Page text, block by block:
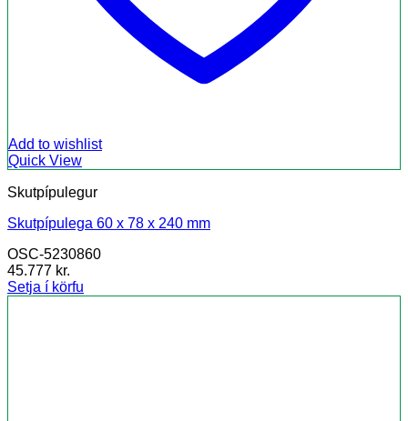
Add to wishlist
Quick View
Skutpípulegur
Skutpípulega 60 x 78 x 240 mm
OSC-5230860
45.777 kr.
Setja í körfu